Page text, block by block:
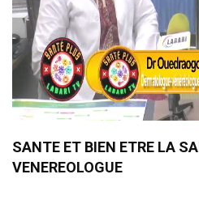
SANTE ET BIEN ETRE LA
VENEREOLOGUE